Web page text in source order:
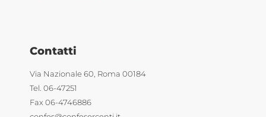
Contatti
Via Nazionale 60, Roma 00184
Tel. 06-47251
Fax 06-4746886